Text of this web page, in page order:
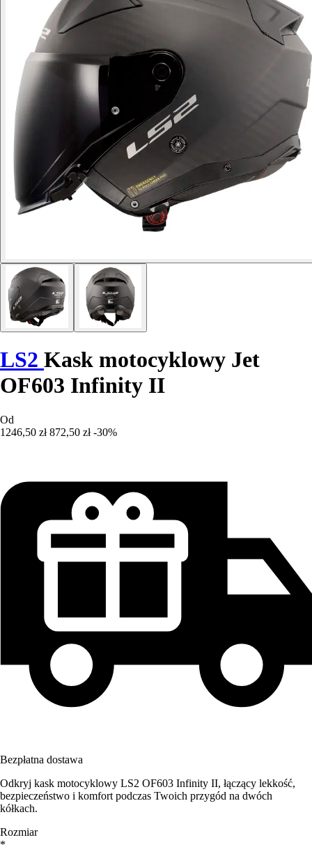
LS2 Kask motocyklowy Jet
OF603 Infinity II
Od
1246,50 zł 872,50 zł -30%
Bezpłatna dostawa
Odkryj kask motocyklowy LS2 OF603 Infinity II, łączący lekkość,
bezpieczeństwo i komfort podczas Twoich przygód na dwóch
kółkach.
Rozmiar
*